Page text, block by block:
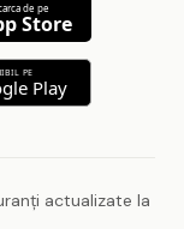
de pe
Store
PE
Play
actualizate la